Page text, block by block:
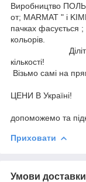
Виробництво
от; MARMAT " і
пачках фасується
Діліться є
Візьмо самі
ЦЕНИ
допоможемо та
Приховати
Умови доставки